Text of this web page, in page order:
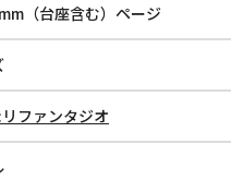
（台座含む）ページ
ファンタジオ